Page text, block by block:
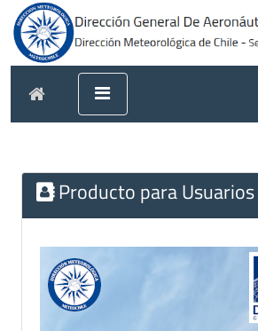
Producto para